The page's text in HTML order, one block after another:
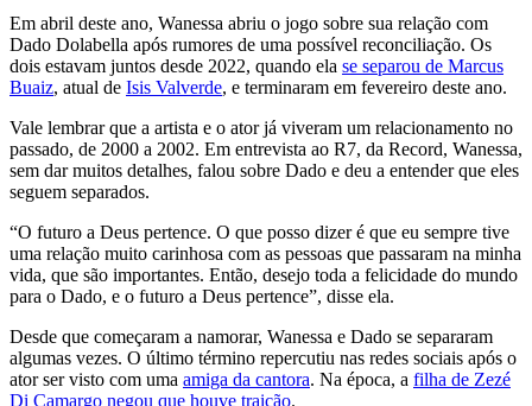
Em abril deste ano, Wanessa abriu o jogo sobre sua relação com
Dado Dolabella após rumores de uma possível reconciliação. Os
dois estavam juntos desde 2022, quando ela se separou de Marcus
Buaiz, atual de Isis Valverde, e terminaram em fevereiro deste ano.
Vale lembrar que a artista e o ator já viveram um relacionamento no
passado, de 2000 a 2002. Em entrevista ao R7, da Record, Wanessa,
sem dar muitos detalhes, falou sobre Dado e deu a entender que eles
seguem separados.
“O futuro a Deus pertence. O que posso dizer é que eu sempre tive
uma relação muito carinhosa com as pessoas que passaram na minha
vida, que são importantes. Então, desejo toda a felicidade do mundo
para o Dado, e o futuro a Deus pertence”, disse ela.
Desde que começaram a namorar, Wanessa e Dado se separaram
algumas vezes. O último término repercutiu nas redes sociais após o
ator ser visto com uma amiga da cantora. Na época, a filha de Zezé
Di Camargo negou que houve traição.